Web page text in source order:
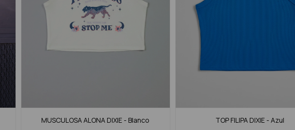
MUSCULOSA ALONA DIXIE - Blanco TOP FILIPA DIXIE - Azul